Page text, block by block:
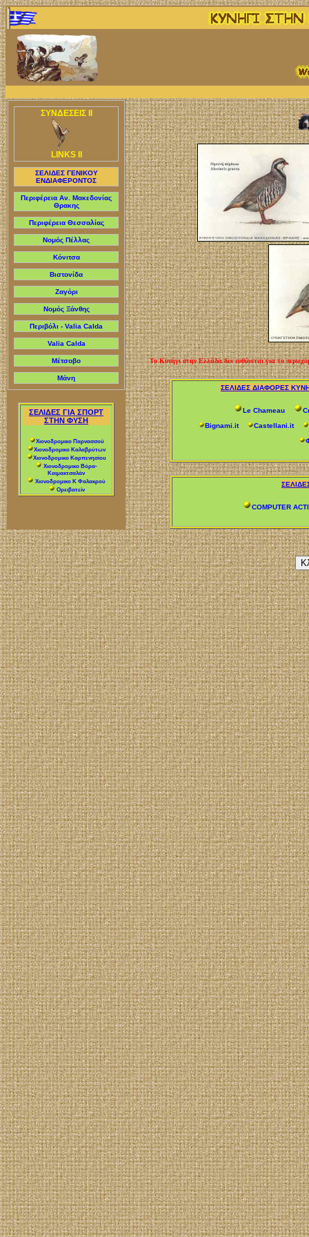
ΣΥΝΔΕΣΕΙΣ II
LINKS II
ΣΕΛΙΔΕΣ ΓΕΝΙΚΟΥ
ΕΝΔΙΑΦΕΡΟΝΤΟΣ
Περιφέρεια Αν. Μακεδονίας
Θρακης
Περιφέρεια Θεσσαλίας
Νομός Πέλλας
Κόνιτσα
Βιστονίδα
Ζαγόρι
Nομός Ξάνθης
Περιβόλι - Valia Calda
Valia Calda
Μέτσοβο
Μάνη
ΣΕΛΙΔΕΣ ΓΙΑ ΣΠΟΡΤ
ΣΤΗΝ ΦΥΣΗ
Xιονοδρομικο Παρνασσού
Xιονοδρομικο Καλαβρύτων
Xιονοδρομικο Kαρπενησίου
Xιονοδρομικο Βόρα-
Καιμακτσαλάν
Xιονοδρομικο Κ Φαλακρού
Ορειβατείν
Το Kυνήγι στην Ελλάδα δεν ευθύνεται για το
ΣΕΛΙΔΕΣ ΔΙΑΦΟΡΕΣ
Le Chameau
Bignami.it
Castellani.it
COMPUTER